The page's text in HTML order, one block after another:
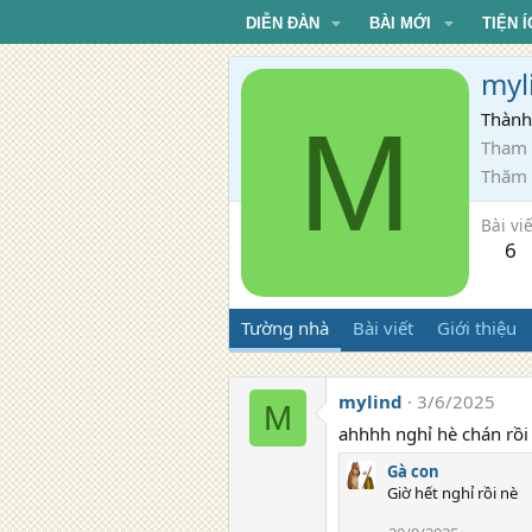
DIỄN ĐÀN BÀI MỚI TIỆN
M
Tham
Thăm
Bài
6
Tường nhà Bài viết Giới thiệu
M mylind
3/6/2025
ahhhh nghỉ hè chán rồi
Gà con
Giờ hết nghỉ rồi nè